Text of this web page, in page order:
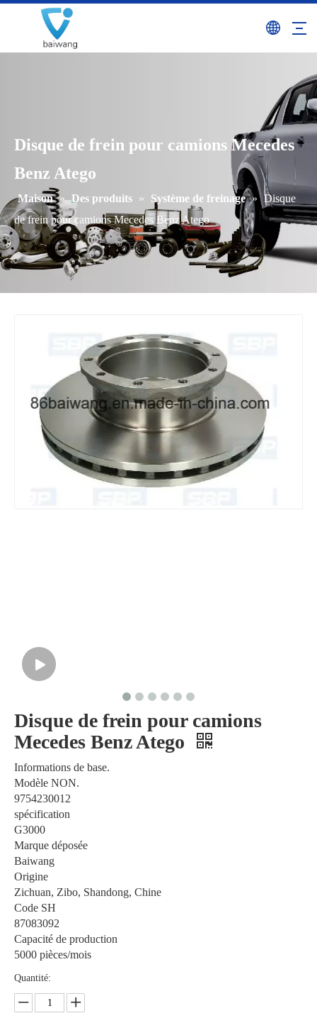
Disque de frein pour camions Mecedes
Benz Atego
Maison » Des produits » Système de freinage » Disque
de frein pour camions Mecedes Benz Atego
Disque de frein pour camions
Mecedes Benz Atego
Informations de base.
Modèle NON.
9754230012
spécification
G3000
Marque déposée
Baiwang
Origine
Zichuan, Zibo, Shandong, Chine
Code SH
87083092
Capacité de production
5000 pièces/mois
Quantité: